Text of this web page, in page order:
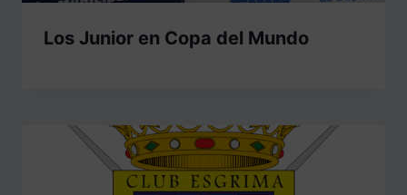
Los Junior en Copa del Mundo